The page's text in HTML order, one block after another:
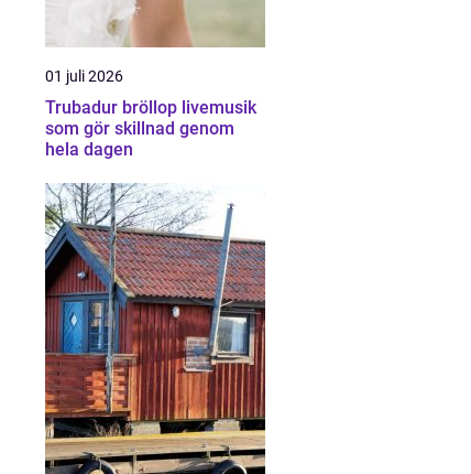
01 juli 2026
Trubadur bröllop livemusik
som gör skillnad genom
hela dagen